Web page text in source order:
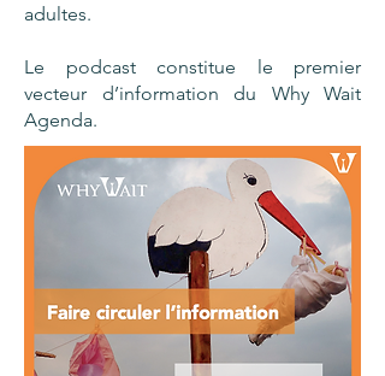
adultes.
Le podcast constitue le premier
vecteur d’information du Why Wait
Agenda.